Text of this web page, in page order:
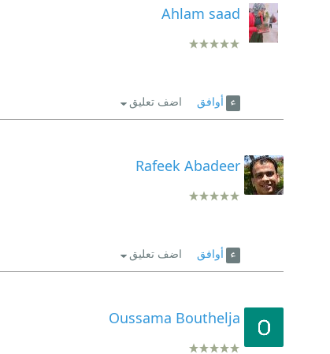
Ahlam saad
أوافق اضف تعليق
Rafeek Abadeer
أوافق اضف تعليق
Oussama Bouthelja